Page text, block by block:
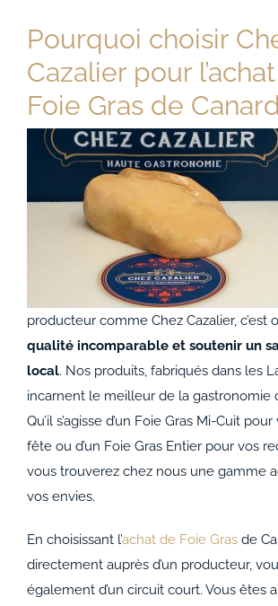
Pourquoi choisir
Cazalier pour
Foie Gras de
producteur comme Chez Cazalier, c’est
qualité incomparable et soutenir un
local. Nos produits, fabriqués dans les
incarnent le meilleur de la gastronomie
Qu’il s’agisse d’un Foie Gras Mi-Cuit
fête ou d’un Foie Gras Entier pour vos
vous trouverez chez nous une gamme
vos envies.
En choisissant l’achat de Foie Gras de
directement auprès d’un producteur,
également d’un circuit court. Vous êtes